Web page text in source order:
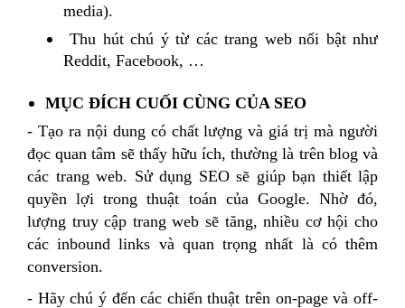
media).
Thu hút chú ý từ các trang web nổi bật như
Reddit, Facebook, …
MỤC ĐÍCH CUỐI CÙNG CỦA SEO
- Tạo ra nội dung có chất lượng và giá trị mà người
đọc quan tâm sẽ thấy hữu ích, thường là trên blog và
các trang web. Sử dụng SEO sẽ giúp bạn thiết lập
quyền lợi trong thuật toán của Google. Nhờ đó,
lượng truy cập trang web sẽ tăng, nhiều cơ hội cho
các inbound links và quan trọng nhất là có thêm
conversion.
- Hãy chú ý đến các chiến thuật trên on-page và off-